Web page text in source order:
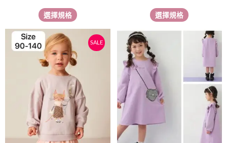
選擇規格
擇
選
項
選擇規格
擇
選
項
SALE
原
始
價
格：
$69。
價
$59。
此
產
品
有
種
款
式。
可